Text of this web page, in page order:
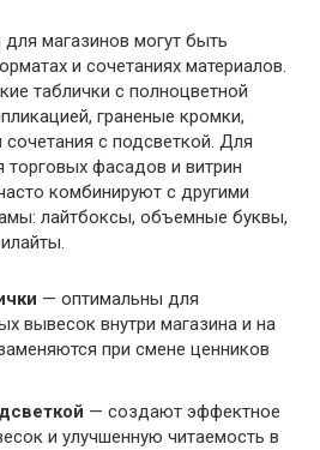
магазинов могут быть
и сочетаниях материалов.
таблички с полноцветной
граненые кромки,
с подсветкой. Для
фасадов и витрин
комбинируют с другими
лайтбоксы, объемные буквы,
— оптимальны для
вывесок внутри магазина и на
при смене ценников
— создают эффектное
и улучшенную читаемость в